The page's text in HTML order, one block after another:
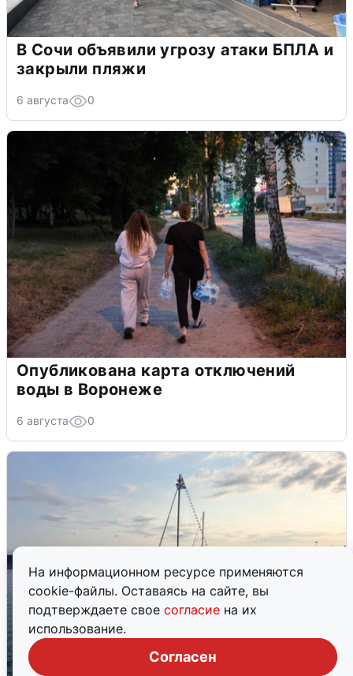
На информационном ресурсе применяются
cookie-файлы. Оставаясь на сайте, вы
подтверждаете свое согласие на их
использование.
Согласен
В Сочи объявили угрозу атаки БПЛА и
закрыли пляжи
6 августа 0
Опубликована карта отключений
воды в Воронеже
6 августа 0